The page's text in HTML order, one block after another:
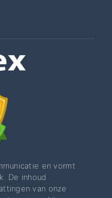
en vormt
De inhoud
van onze